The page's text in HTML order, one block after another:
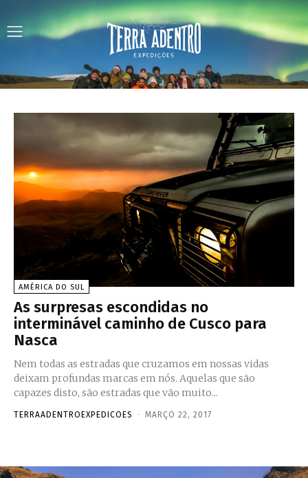
AMÉRICA DO SUL
As surpresas escondidas no
interminável caminho de Cusco para
Nasca
Nem todas as estradas que cruzamos em nossas vidas
deixam profundas marcas em nós. Aquelas que são
capazes disto, são estradas que vão muito...
TERRAADENTROEXPEDICOES - MARÇO 22, 2017